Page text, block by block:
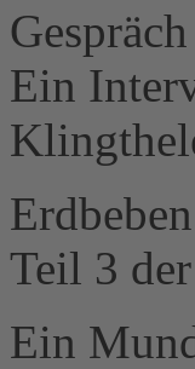
Ein
Teil 3
Ein